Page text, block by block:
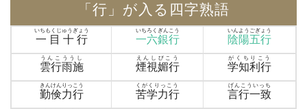
「行」が入る四字熟語
一目十行
いちもくじゅうぎょう
一六銀行
いちろくぎんこう
陰陽五行
いんようごぎょう
雲行雨施
うんこううし
煙視媚行
えんしびこう
学知利行
がくちりこう
勤倹力行
きんけんりっこう
苦学力行
くがくりっこう
言行一致
げんこういっち